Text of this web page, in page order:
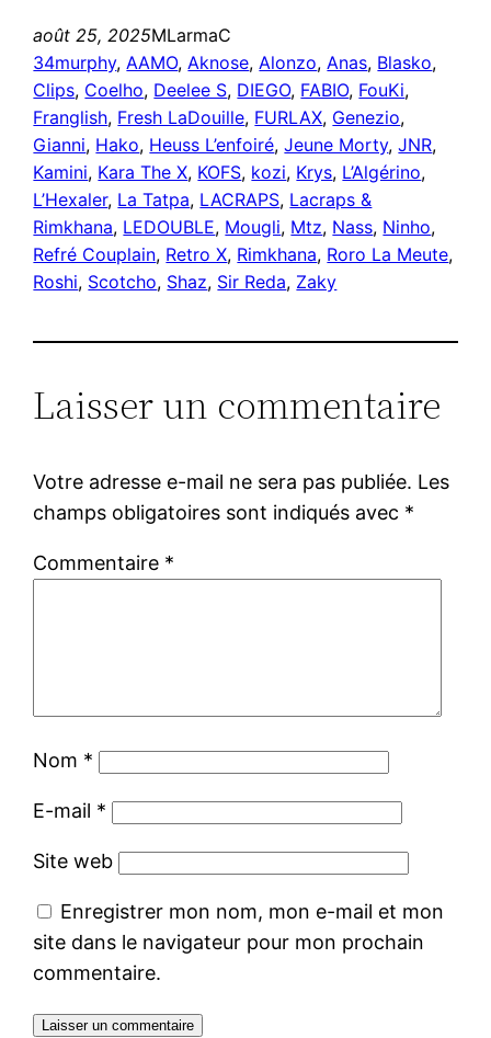
août 25, 2025MLarmaC
34murphy, AAMO, Aknose, Alonzo, Anas, Blasko
Clips, Coelho, Deelee S, DIEGO, FABIO, FouKi
Franglish, Fresh LaDouille, FURLAX, Genezio
Gianni, Hako, Heuss L’enfoiré, Jeune Morty, JNR
Kamini, Kara The X, KOFS, kozi, Krys, L’Algérino
L’Hexaler, La Tatpa, LACRAPS, Lacraps &
Rimkhana, LEDOUBLE, Mougli, Mtz, Nass, Ninho
Refré Couplain, Retro X, Rimkhana, Roro La Meute
Roshi, Scotcho, Shaz, Sir Reda, Zaky
Laisser un commentaire
Votre adresse e-mail ne sera pas publiée. Les
champs obligatoires sont indiqués avec *
Commentaire *
Nom *
E-mail *
Site web
Enregistrer mon nom, mon e-mail et mon
site dans le navigateur pour mon prochain
commentaire.